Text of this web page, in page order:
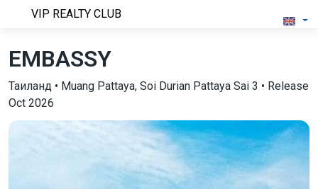
VIP REALTY CLUB
EMBASSY
Таиланд • Muang Pattaya, Soi Durian Pattaya Sai 3 • Release
Oct 2026